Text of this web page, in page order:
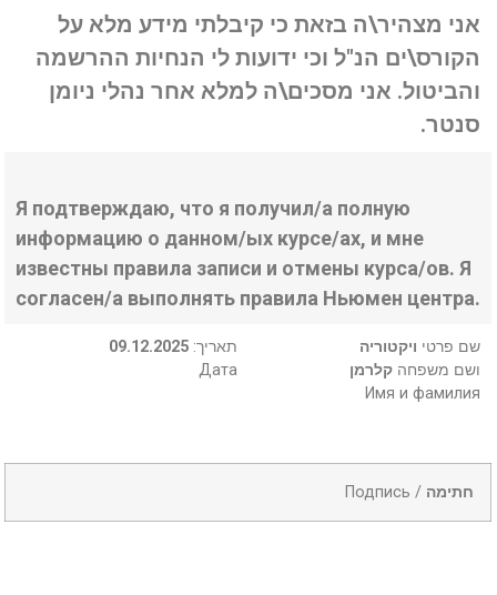
אני מצהיר\ה בזאת כי קיבלתי מידע מלא על
הקורס\ים הנ"ל וכי ידועות לי הנחיות ההרשמה
והביטול. אני מסכים\ה למלא אחר נהלי ניומן
סנטר.
Я подтверждаю, что я получил/а полную
информацию о данном/ых курсе/ах, и мне
известны правила записи и отмены курса/ов. Я
согласен/а выполнять правила Ньюмен центра.
09.12.2025 :תאריך
Дата
שם פרטי ויקטוריה
ושם משפחה קלרמן
Имя и фамилия
Подпись / חתימה